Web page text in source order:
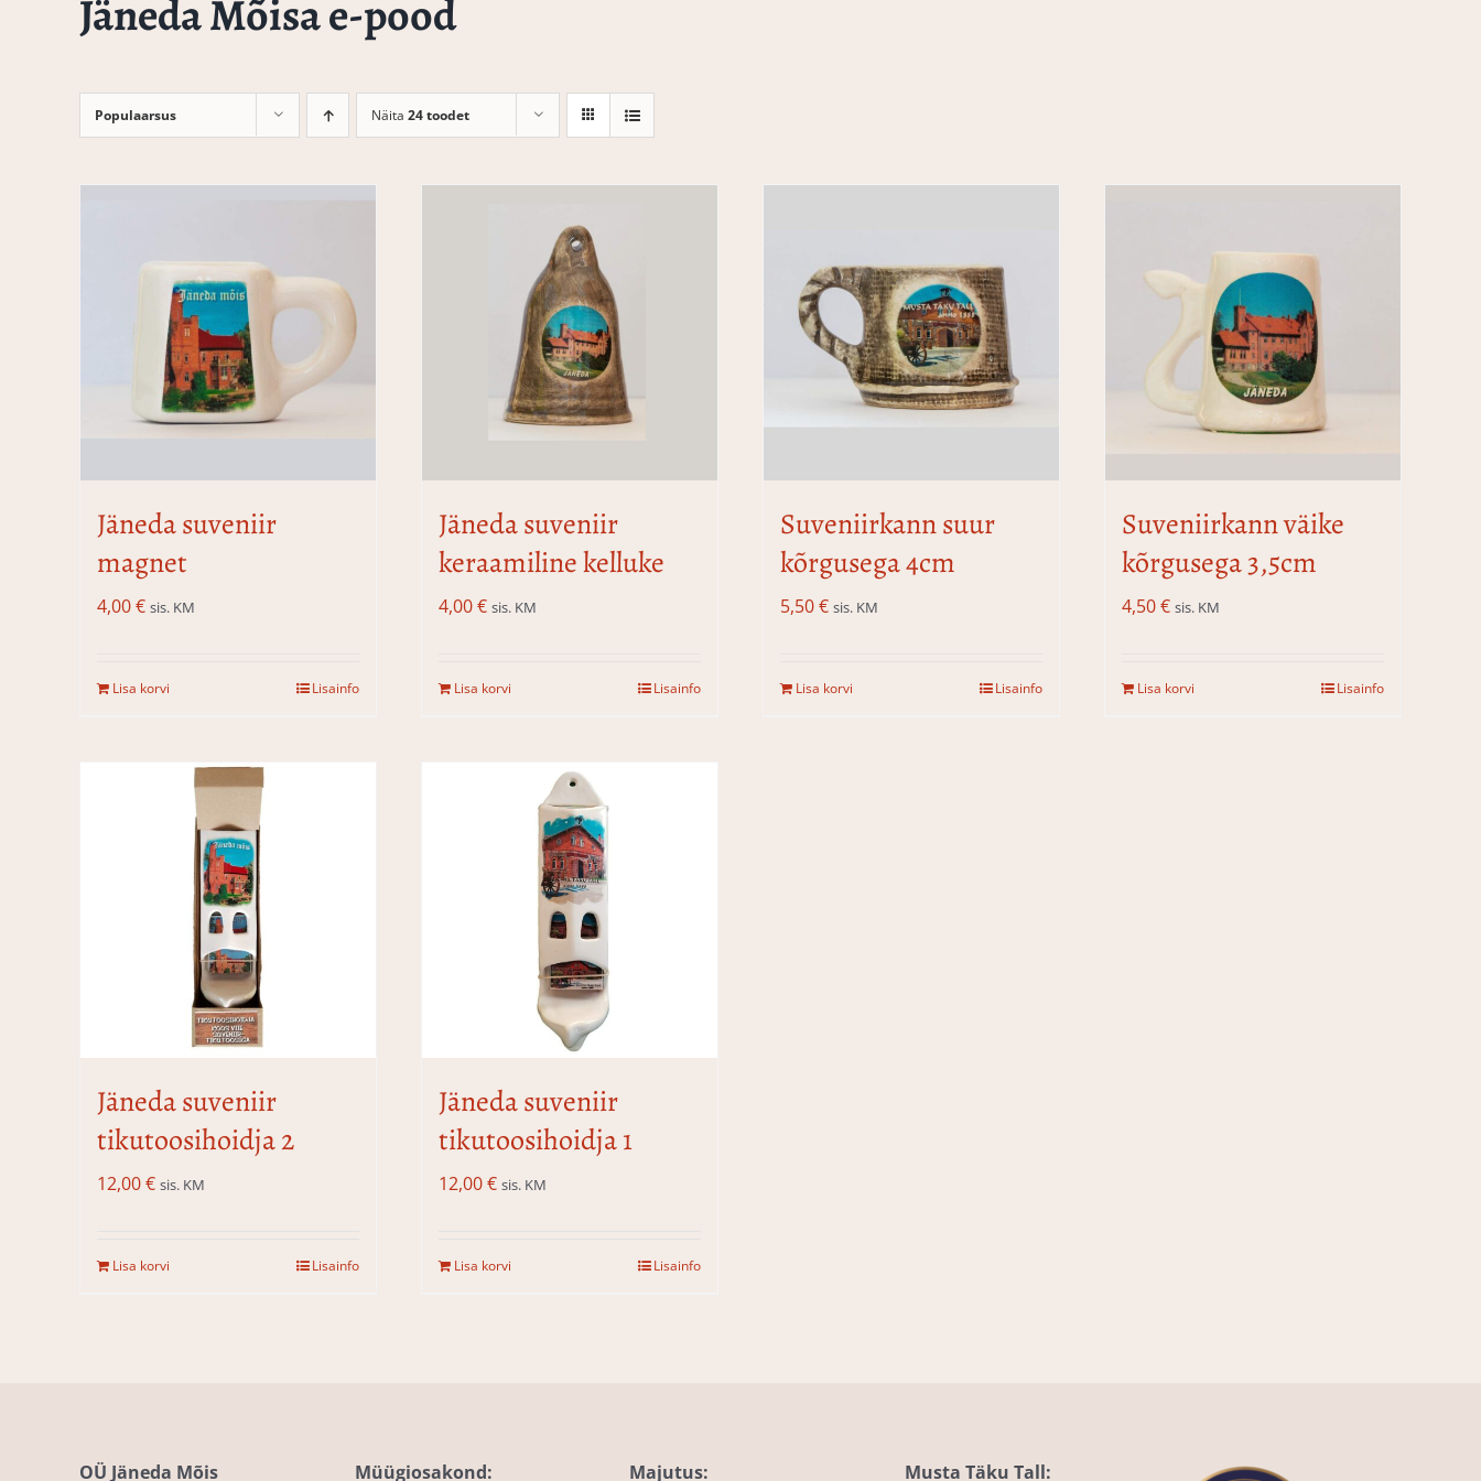
Jäneda Mõisa e-pood
Populaarsus Näita 24 toodet
Jäneda suveniir
magnet
4,00€ sis. KM
Lisa korvi Lisainfo
Jäneda suveniir
keraamiline kelluke
4,00€ sis. KM
Lisa korvi Lisainfo
Suveniirkann suur
kõrgusega 4cm
5,50€ sis. KM
Lisa korvi Lisainfo
Suveniirkann väike
kõrgusega 3,5cm
4,50€ sis. KM
Lisa korvi Lisainfo
Jäneda suveniir
tikutoosihoidja 2
12,00€ sis. KM
Lisa korvi Lisainfo
Jäneda suveniir
tikutoosihoidja 1
12,00€ sis. KM
Lisa korvi Lisainfo
OÜ Jäneda Mõis Müügiosakond: Majutus: Musta Täku Tall: